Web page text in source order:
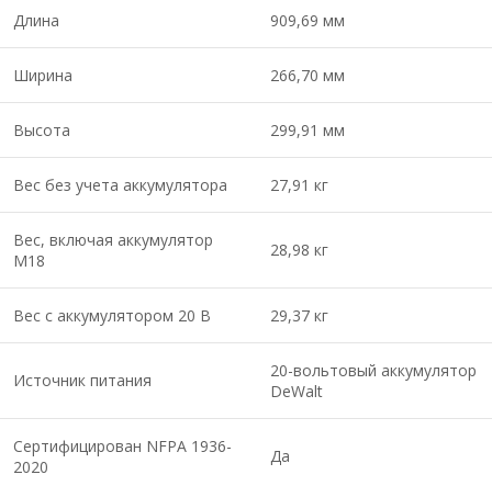
Длина 909,69 мм
Ширина 266,70 мм
Высота 299,91 мм
Вес без учета аккумулятора 27,91 кг
Вес, включая аккумулятор
M18
28,98 кг
Вес с аккумулятором 20 В 29,37 кг
Источник питания
20-вольтовый аккумулятор
DeWalt
Сертифицирован NFPA 1936-
2020
Да